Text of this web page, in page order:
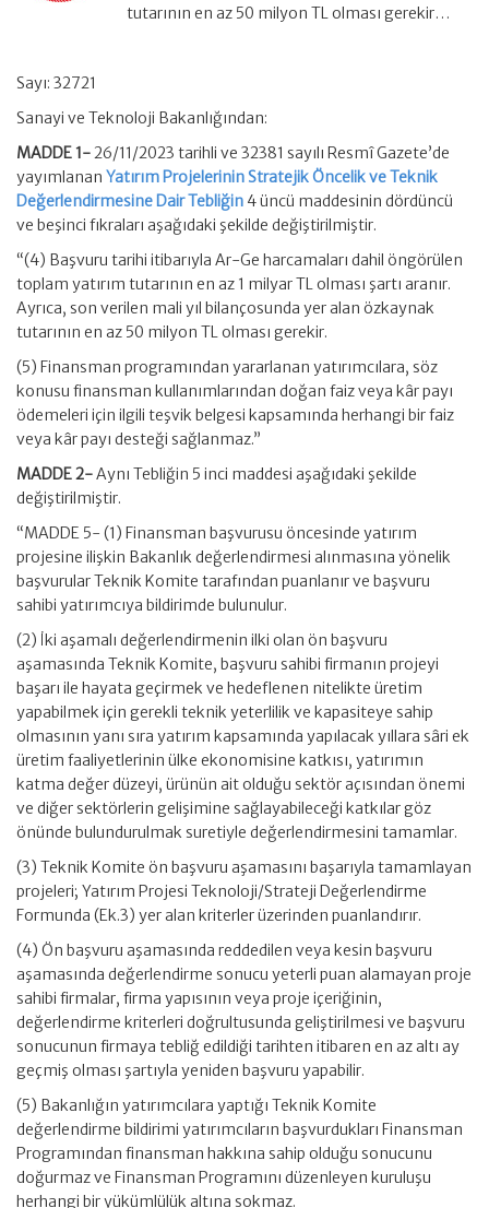
tutarının en az 50 milyon TL olması gerekir…
Sayı: 32721
Sanayi ve Teknoloji Bakanlığından:
MADDE 1-26/11/2023 tarihli ve 32381 sayılı Resmî Gazete’de
yayımlanan Yatırım Projelerinin Stratejik Öncelik ve Teknik
Değerlendirmesine Dair Tebliğin 4 üncü maddesinin dördüncü
ve beşinci fıkraları aşağıdaki şekilde değiştirilmiştir.
“(4) Başvuru tarihi itibarıyla Ar-Ge harcamaları dahil öngörülen
toplam yatırım tutarının en az 1 milyar TL olması şartı aranır.
Ayrıca, son verilen mali yıl bilançosunda yer alan özkaynak
tutarının en az 50 milyon TL olması gerekir.
(5) Finansman programından yararlanan yatırımcılara, söz
konusu finansman kullanımlarından doğan faiz veya kâr payı
ödemeleri için ilgili teşvik belgesi kapsamında herhangi bir faiz
veya kâr payı desteği sağlanmaz.”
MADDE 2-Aynı Tebliğin 5 inci maddesi aşağıdaki şekilde
değiştirilmiştir.
“MADDE 5- (1) Finansman başvurusu öncesinde yatırım
projesine ilişkin Bakanlık değerlendirmesi alınmasına yönelik
başvurular Teknik Komite tarafından puanlanır ve başvuru
sahibi yatırımcıya bildirimde bulunulur.
(2) İki aşamalı değerlendirmenin ilki olan ön başvuru
aşamasında Teknik Komite, başvuru sahibi firmanın projeyi
başarı ile hayata geçirmek ve hedeflenen nitelikte üretim
yapabilmek için gerekli teknik yeterlilik ve kapasiteye sahip
olmasının yanı sıra yatırım kapsamında yapılacak yıllara sâri ek
üretim faaliyetlerinin ülke ekonomisine katkısı, yatırımın
katma değer düzeyi, ürünün ait olduğu sektör açısından önemi
ve diğer sektörlerin gelişimine sağlayabileceği katkılar göz
önünde bulundurulmak suretiyle değerlendirmesini tamamlar.
(3) Teknik Komite ön başvuru aşamasını başarıyla tamamlayan
projeleri; Yatırım Projesi Teknoloji/Strateji Değerlendirme
Formunda (Ek.3) yer alan kriterler üzerinden puanlandırır.
(4) Ön başvuru aşamasında reddedilen veya kesin başvuru
aşamasında değerlendirme sonucu yeterli puan alamayan proje
sahibi firmalar, firma yapısının veya proje içeriğinin,
değerlendirme kriterleri doğrultusunda geliştirilmesi ve başvuru
sonucunun firmaya tebliğ edildiği tarihten itibaren en az altı ay
geçmiş olması şartıyla yeniden başvuru yapabilir.
(5) Bakanlığın yatırımcılara yaptığı Teknik Komite
değerlendirme bildirimi yatırımcıların başvurdukları Finansman
Programından finansman hakkına sahip olduğu sonucunu
doğurmaz ve Finansman Programını düzenleyen kuruluşu
herhangi bir yükümlülük altına sokmaz.